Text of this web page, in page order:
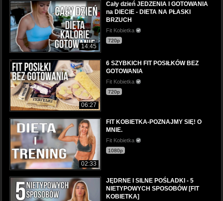
14:45
Cały dzień JEDZENIA I GOTOWANIA
na DIECIE - DIETA NA PŁASKI
BRZUCH
Fit Kobietka
720p
06:27
6 SZYBKICH FIT POSIŁKÓW BEZ
GOTOWANIA
Fit Kobietka
720p
02:33
FIT KOBIETKA-POZNAJMY SIĘ! O
MNIE.
Fit Kobietka
1080p
JĘDRNE I SILNE POŚLADKI - 5
NIETYPOWYCH SPOSOBÓW [FIT
KOBIETKA]